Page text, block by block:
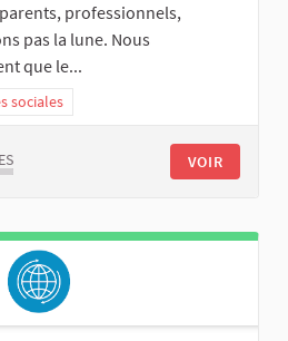
professionnels,
pas la lune. Nous
que le...
sociales
VOIR